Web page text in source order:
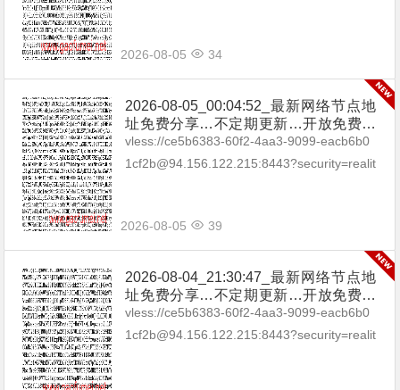
2026-08-05 34
2026-08-05_00:04:52_最新网络节点地
址免费分享…不定期更新…开放免费分
享（网络免费节点香港|日本|韩国|新加
坡|台湾|马来西亚|…
vless://ce5b6383-60f2-4aa3-9099-eacb6b0
1cf2b@94.156.122.215:8443?security=realit
2026-08-05 39
2026-08-04_21:30:47_最新网络节点地
址免费分享…不定期更新…开放免费分
享（网络免费节点香港|日本|韩国|新加
坡|台湾|马来西亚|…
vless://ce5b6383-60f2-4aa3-9099-eacb6b0
1cf2b@94.156.122.215:8443?security=realit